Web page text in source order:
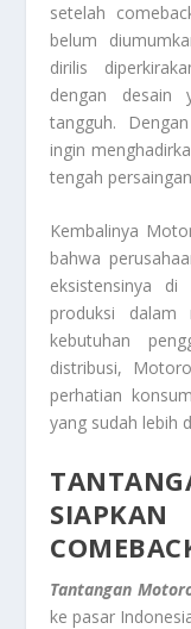
setelah
belum
dirilis
dengan desain
tangguh.
ingin
tengah
Kembalinya
bahwa
eksistensinya di
produksi dalam
kebutuhan
distribusi,
perhatian
yang sudah lebih
Tantangan
ke pasar